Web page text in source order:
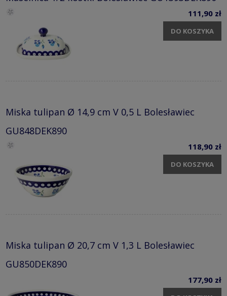
111,90 zł
DO KOSZYKA
Miska tulipan Ø 14,9 cm V 0,5 L Bolesławiec
GU848DEK890
118,90 zł
DO KOSZYKA
Miska tulipan Ø 20,7 cm V 1,3 L Bolesławiec
GU850DEK890
177,90 zł